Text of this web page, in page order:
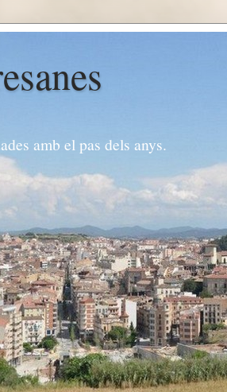
amb el pas dels anys.